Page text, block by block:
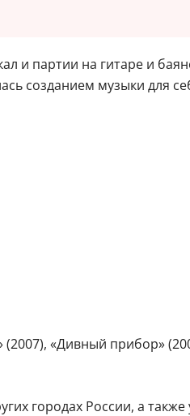
и партии на гитаре и
созданием музыки для
«Дивный прибор»
городах России, а